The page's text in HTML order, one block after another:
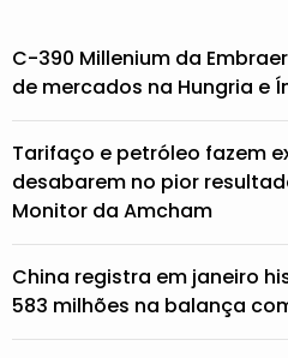
C-390 Millenium da
de mercados na Hungria e
Tarifaço e petróleo fazem
desabarem no pior
Monitor da Amcham
China registra em janeiro
583 milhões na balança